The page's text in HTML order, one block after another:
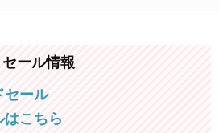
セール情報
セール
はこちら